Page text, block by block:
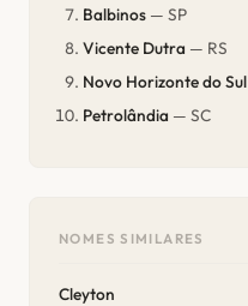
Balbinos — SP
Vicente Dutra — RS
Novo Horizonte do Sul
Petrolândia — SC
NOMES SIMILARES
Cleyton